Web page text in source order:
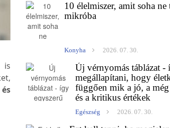
is
10 élelmiszer, amit soha
mikróba
Konyha 2026. 07. 30.
Új vérnyomás táblázat -
megállapítani, hogy
függően mik a jó, a
és a kritikus értékek
Egészség 2026. 07. 30.